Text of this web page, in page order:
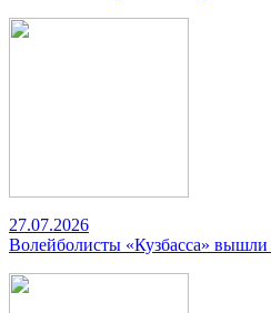
27.07.2026
Волейболисты «Кузбасса» вышли